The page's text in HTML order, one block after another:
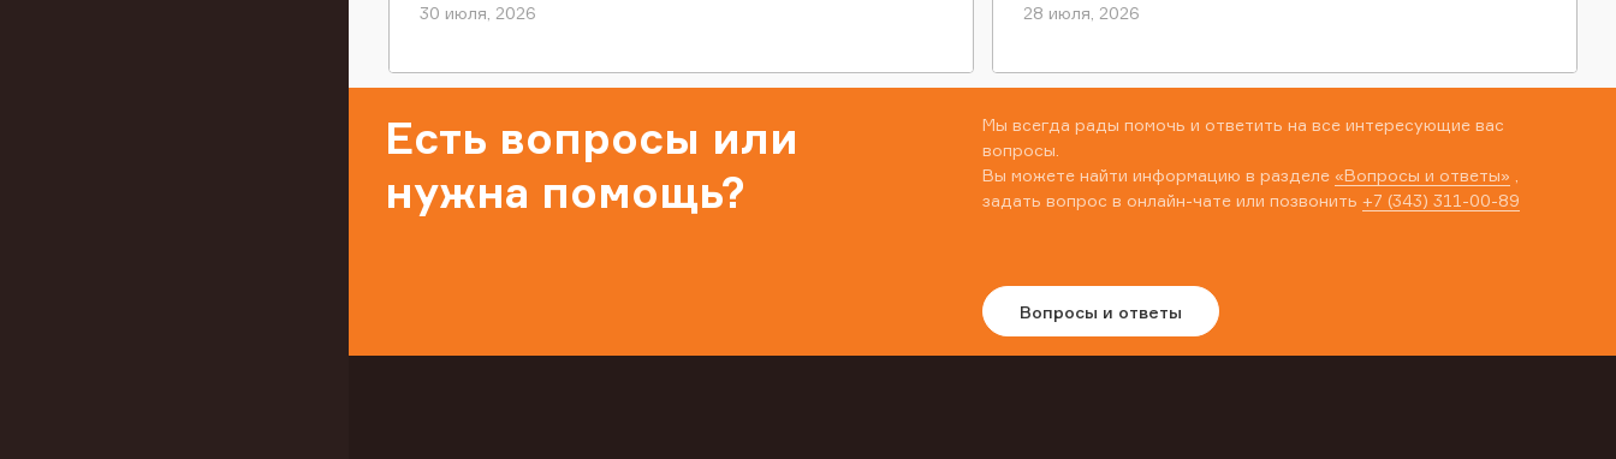
30 июля, 2026 28 июля, 2026
Есть вопросы или
нужна помощь?
Мы всегда рады помочь и ответить на все интересующие вас
вопросы.
Вы можете найти информацию в разделе «Вопросы и ответы»
задать вопрос в онлайн-чате или позвонить +7 (343) 311-00-89
Вопросы и ответы